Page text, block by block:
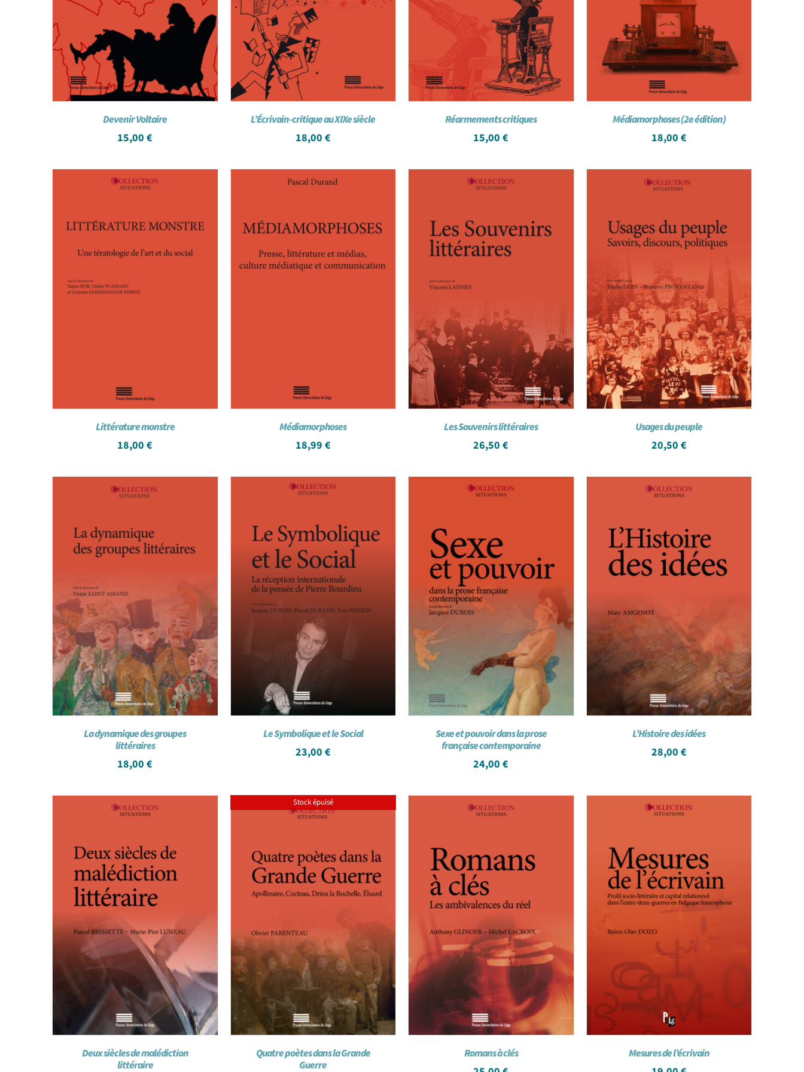
Devenir Voltaire
15,00€
L’Écrivain-critique au XIXe siècle
18,00 €
Réarmements critiques
15,00€
Médiamorphoses (2e édition)
18,00 €
Littérature monstre
18,00€
Médiamorphoses
18,99 €
Les Souvenirs littéraires
26,50€
Usages du peuple
20,50 €
La dynamique des groupes
littéraires
18,00€
Le Symbolique et le Social
23,00 €
Sexe et pouvoir dans la prose
française contemporaine
24,00€
L’Histoire des idées
28,00 €
Deux siècles de malédiction
littéraire
Stock épuisé
Quatre poètes dans la Grande
Guerre
Romans à clés Mesures de l’écrivain